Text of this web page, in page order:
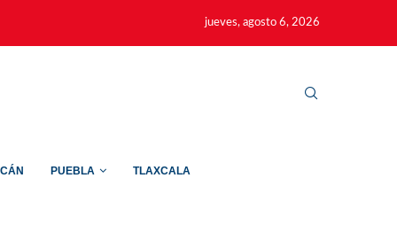
jueves, agosto 6, 2026
PUEBLA TLAXCALA